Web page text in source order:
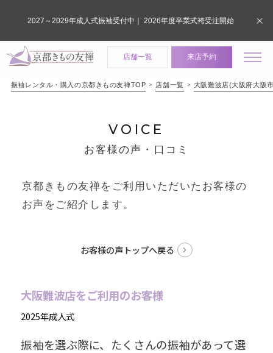
店舗一覧 来店予約
振袖レンタル・購入の京都きもの友禅TOP 店舗一覧 大阪難波店(大阪府大阪
VOICE
お客様の声・口コミ
京都きもの友禅をご利用いただいたお客様の
お声をご紹介します。
お客様の声トップへ戻る
大阪難波店をご利用のお客様
2025年成人式
振袖を選ぶ際に、たくさんの振袖があって選
2027～2029年成人式振袖受付中｜ 2026年度卒業式袴受注開始